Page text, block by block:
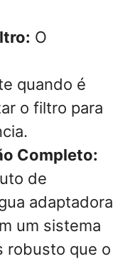
O
quando é
o filtro para
Completo:
de
adaptadora
um sistema
robusto que o